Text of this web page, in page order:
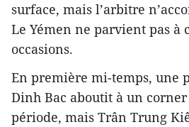
surface, mais l’arbitre
Le Yémen ne parvient pas à
occasions.
En première mi‑temps, une
Dinh Bac aboutit à un
période, mais Trân Trung